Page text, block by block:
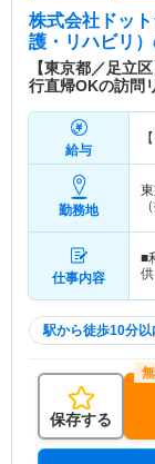
株式会社ドッ
護・リハビリ）
【東京都／足立
行直帰OKの訪問
給与
勤務地
仕事内容
■
駅から徒歩10分以
保存する